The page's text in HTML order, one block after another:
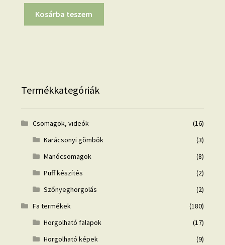
Kosárba teszem
Termékkategóriák
Csomagok, videók
(16)
Karácsonyi gömbök
(3)
Manócsomagok
(8)
Puff készítés
(2)
Szőnyeghorgolás
(2)
Fa termékek
(180)
Horgolható falapok
(17)
Horgolható képek
(9)